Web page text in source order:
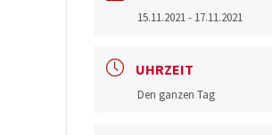
15.11.2021- 17.11.2021
UHRZEIT
Den ganzen Tag